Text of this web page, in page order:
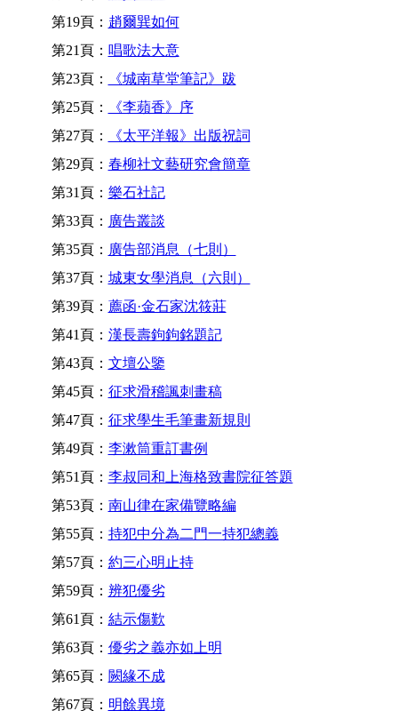
第19頁： 趙爾巽如何
第21頁： 唱歌法大意
第23頁：
《城南草堂筆記》跋
第25頁：
《李蘋香》序
第27頁：
《太平洋報》出版祝詞
第29頁： 春柳社文藝研究會簡章
第31頁： 樂石社記
第33頁： 廣告叢談
第35頁： 廣告部消息（七則）
第37頁： 城東女學消息（六則）
第39頁： 薦函·金石家沈筱莊
第41頁： 漢長壽鉤鉤銘題記
第43頁： 文壇公鑒
第45頁： 征求滑稽諷刺畫稿
第47頁： 征求學生毛筆畫新規則
第49頁： 李漱筒重訂書例
第51頁： 李叔同和上海格致書院征答題
第53頁： 南山律在家備覽略編
第55頁： 持犯中分為二門一持犯總義
第57頁： 約三心明止持
第59頁： 辨犯優劣
第61頁： 結示傷歎
第63頁： 優劣之義亦如上明
第65頁： 闕緣不成
第67頁： 明餘異境